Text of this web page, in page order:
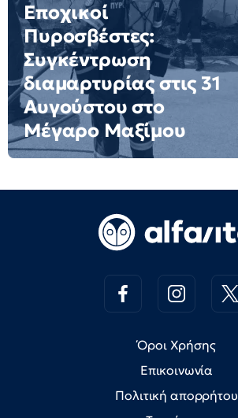
Εποχικοί
Πυροσβέστες:
Συγκέντρωση
διαμαρτυρίας στις 31
Αυγούστου στο
Μέγαρο Μαξίμου
Όροι Χρήσης
Επικοινωνία
Πολιτική απορρήτου